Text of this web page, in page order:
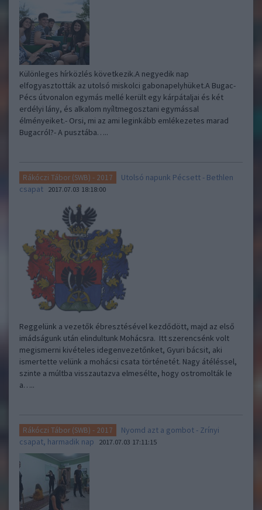
Különleges hírközlés következik.A negyedik nap
elfogyasztották az utolsó miskolci gabonapelyhüket.A Bugac-
Pécs útvonalon egymás mellé került egy kárpátaljai és két
erdélyi lány, és alkalom nyíltmegosztani egymással
élményeiket.- Orsi, mi az ami leginkább emlékezetes marad
Bugacról?- A pusztába…..
Rákóczi Tábor (SWB) - 2017
Utolsó napunk Pécsett - Bethlen
csapat 2017.07.03 18:18:00
Reggelünk a vezetők ébresztésével kezdődött, majd az első
imádságunk után elindultunk Mohácsra. Itt szerencsénk volt
megismerni kivételes idegenvezetőnket, Gyuri bácsit, aki
ismertette velünk a mohácsi csata történetét. Nagy átéléssel,
szinte a múltba visszautazva elmesélte, hogy ostromolták le
a…..
Rákóczi Tábor (SWB) - 2017
Nyomd azt a gombot - Zrínyi
csapat, harmadik nap
2017.07.03 17:11:15